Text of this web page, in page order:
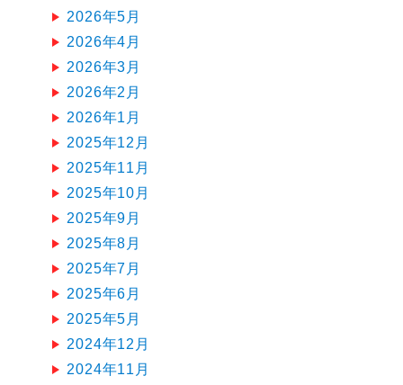
2026年5月
2026年4月
2026年3月
2026年2月
2026年1月
2025年12月
2025年11月
2025年10月
2025年9月
2025年8月
2025年7月
2025年6月
2025年5月
2024年12月
2024年11月